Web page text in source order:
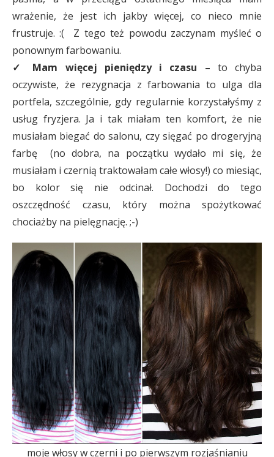
wrażenie, że jest ich jakby więcej, co nieco mnie
frustruje. :( Z tego też powodu zaczynam myśleć o
ponownym farbowaniu.
✓ Mam więcej pieniędzy i czasu – to chyba
oczywiste, że rezygnacja z farbowania to ulga dla
portfela, szczególnie, gdy regularnie korzystałyśmy z
usług fryzjera. Ja i tak miałam ten komfort, że nie
musiałam biegać do salonu, czy sięgać po drogeryjną
farbę (no dobra, na początku wydało mi się, że
musiałam i czernią traktowałam całe włosy!) co miesiąc,
bo kolor się nie odcinał. Dochodzi do tego
oszczędność czasu, który można spożytkować
chociażby na pielęgnację. ;-)
moje włosy w czerni i po pierwszym rozjaśnianiu